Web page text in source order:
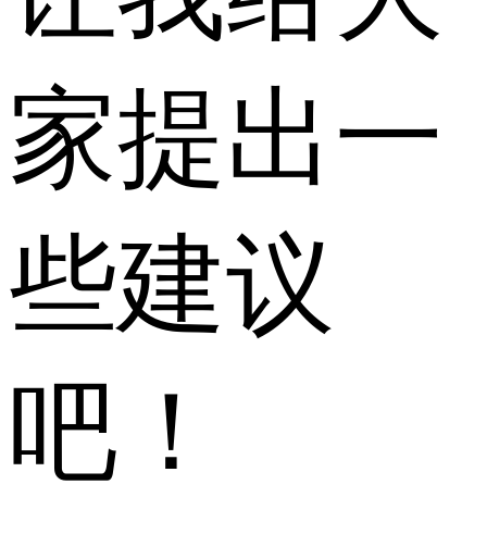
家提出一
些建议
吧！